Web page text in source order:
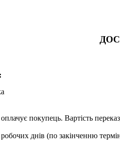
покупець. Вартість
днів (по закінченню